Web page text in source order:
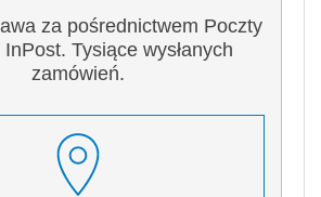
za pośrednictwem Poczty
Tysiące wysłanych
zamówień.